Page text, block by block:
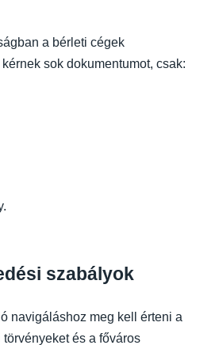
a bérleti cégek
sok dokumentumot, csak:
szabályok
navigáláshoz meg kell érteni a
és a főváros